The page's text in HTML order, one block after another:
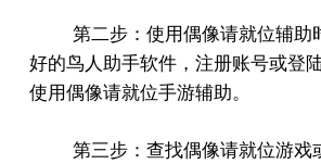
第二步：使用偶像请就位辅助
好的鸟人助手软件，注册账号或登
使用偶像请就位手游辅助。
第三步：查找偶像请就位游戏